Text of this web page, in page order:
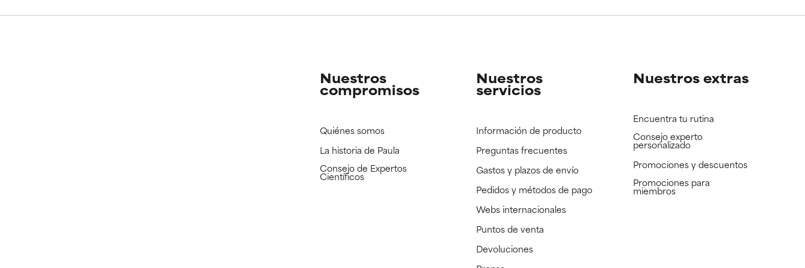
Ingrediente registrado, pero con la información científica disponible pendiente de revisar.
Ingrediente registrado, pero con la información científica disponible pendiente de revisar.
Nuestros
compromisos
Quiénes somos
La historia de Paula
Consejo de Expertos
Científicos
Nuestros
servicios
Información de producto
Preguntas frecuentes
Gastos y plazos de envío
Pedidos y métodos de pago
Webs internacionales
Puntos de venta
Devoluciones
Nuestros extras
Encuentra tu rutina
Consejo experto
personalizado
Promociones y descuentos​
Promociones para
miembros